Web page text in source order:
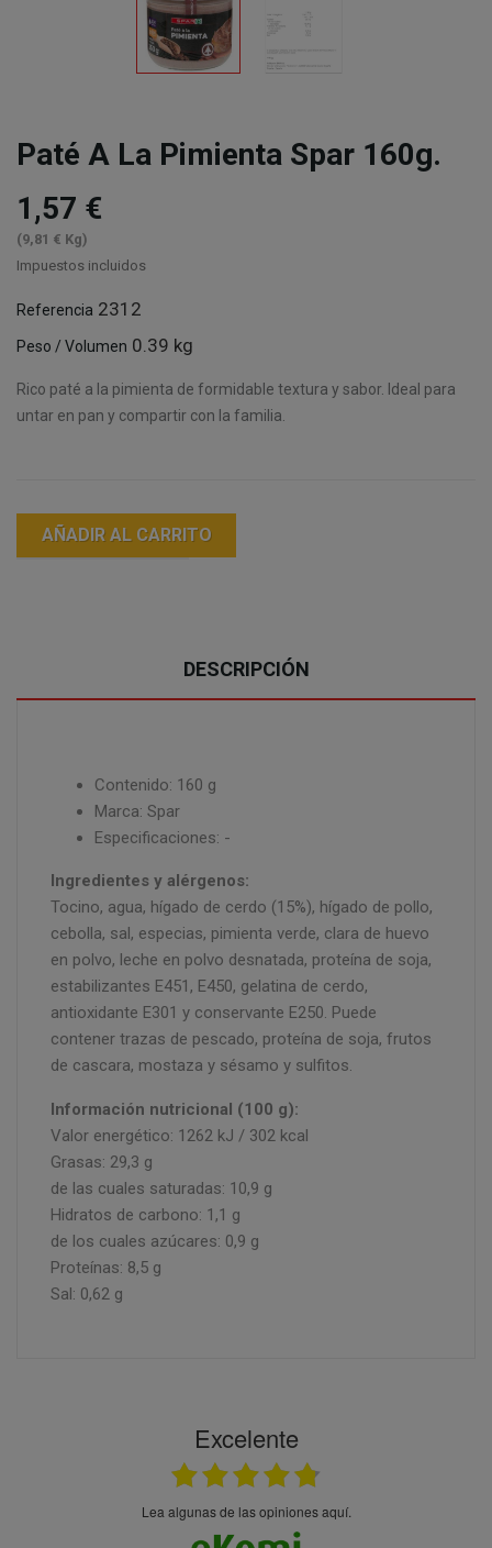
Paté A La Pimienta Spar 160g.
1,57 €
(9,81 € Kg)
Impuestos incluidos
Referencia 2312
Peso / Volumen 0.39 kg
Rico paté a la pimienta de formidable textura y sabor. Ideal para
untar en pan y compartir con la familia.
AÑADIR AL CARRITO
DESCRIPCIÓN
Contenido: 160 g
Marca: Spar
Especificaciones: -
Ingredientes y alérgenos:
Tocino, agua, hígado de cerdo (15%), hígado de pollo,
cebolla, sal, especias, pimienta verde, clara de huevo
en polvo, leche en polvo desnatada, proteína de soja,
estabilizantes E451, E450, gelatina de cerdo,
antioxidante E301 y conservante E250. Puede
contener trazas de pescado, proteína de soja, frutos
de cascara, mostaza y sésamo y sulfitos.
Información nutricional (100 g):
Valor energético: 1262 kJ / 302 kcal
Grasas: 29,3 g
de las cuales saturadas: 10,9 g
Hidratos de carbono: 1,1 g
de los cuales azúcares: 0,9 g
Proteínas: 8,5 g
Sal: 0,62 g
Excelente
Lea algunas de las opiniones aquí.